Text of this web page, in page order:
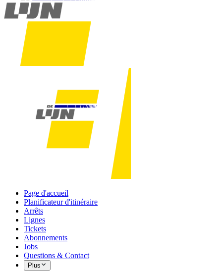
Page d'accueil
Planificateur d'itinéraire
Arrêts
Lignes
Tickets
Abonnements
Jobs
Questions & Contact
Plus